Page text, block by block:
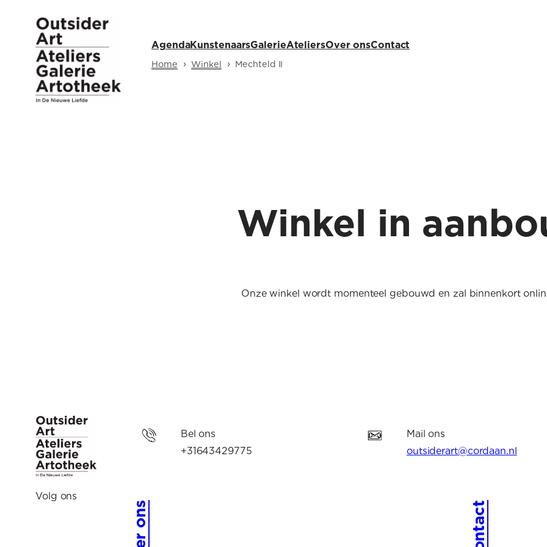
AgendaKunstenaarsGalerieAteliersOver onsContact
Home › Winkel › Mechteld II
Winkel in
Onze winkel wordt momenteel gebouwd en zal binnenkort
Volg ons
Bel ons
+31643429775
Mail ons
outsiderart@cordaan.nl
Contact